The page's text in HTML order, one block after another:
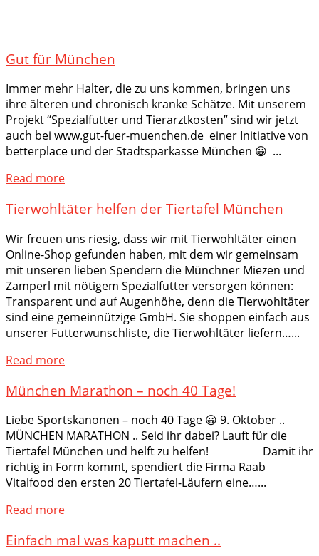
Gut für München
Immer mehr Halter, die zu uns kommen, bringen uns
ihre älteren und chronisch kranke Schätze. Mit unserem
Projekt “Spezialfutter und Tierarztkosten” sind wir jetzt
auch bei www.gut-fuer-muenchen.de einer Initiative von
betterplace und der Stadtsparkasse München 😀 ...
Read more
Tierwohltäter helfen der Tiertafel München
Wir freuen uns riesig, dass wir mit Tierwohltäter einen
Online-Shop gefunden haben, mit dem wir gemeinsam
mit unseren lieben Spendern die Münchner Miezen und
Zamperl mit nötigem Spezialfutter versorgen können:
Transparent und auf Augenhöhe, denn die Tierwohltäter
sind eine gemeinnützige GmbH. Sie shoppen einfach aus
unserer Futterwunschliste, die Tierwohltäter liefern…...
Read more
München Marathon – noch 40 Tage!
Liebe Sportskanonen – noch 40 Tage 😀 9. Oktober ..
MÜNCHEN MARATHON .. Seid ihr dabei? Lauft für die
Tiertafel München und helft zu helfen! Damit ihr
richtig in Form kommt, spendiert die Firma Raab
Vitalfood den ersten 20 Tiertafel-Läufern eine…...
Read more
Einfach mal was kaputt machen ..